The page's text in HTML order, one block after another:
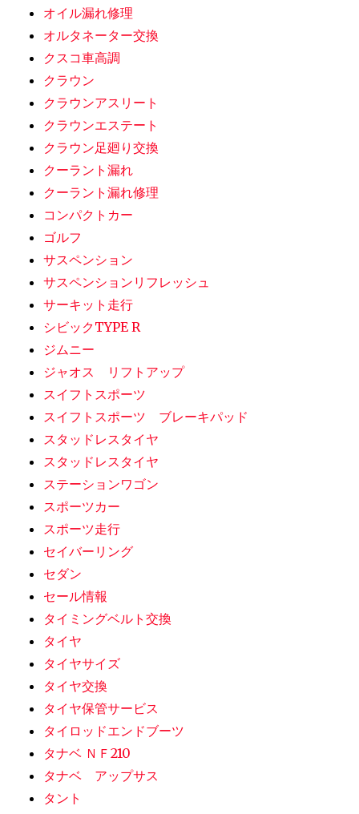
オイル漏れ修理
オルタネーター交換
クスコ車高調
クラウン
クラウンアスリート
クラウンエステート
クラウン足廻り交換
クーラント漏れ
クーラント漏れ修理
コンパクトカー
ゴルフ
サスペンション
サスペンションリフレッシュ
サーキット走行
シビックTYPE R
ジムニー
ジャオス リフトアップ
スイフトスポーツ
スイフトスポーツ ブレーキパッド
スタッドレスタイヤ
スタッドレスタイヤ
ステーションワゴン
スポーツカー
スポーツ走行
セイバーリング
セダン
セール情報
タイミングベルト交換
タイヤ
タイヤサイズ
タイヤ交換
タイヤ保管サービス
タイロッドエンドブーツ
タナベ ＮＦ210
タナベ アップサス
タント